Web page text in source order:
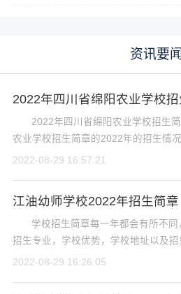
资讯要闻
2022年四川省绵阳农业学校
2022年四川省绵阳农业学校招生
农业学校招生简章的2022年的招生情
校环境，以及助学政策，学校学费等各
2022-08-29 16:57:21
江油幼师学校2022年招生简章
学校招生简章每一年都会有所不
招生专业，学校优势，学校地址以及
解一所学校通过学校招生简章就是一个
2022-08-29 16:26:05